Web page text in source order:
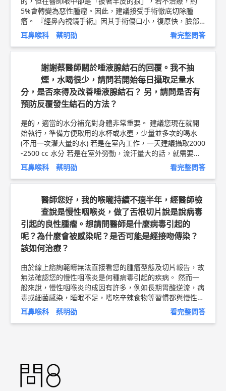
5%會轉變為惡性腫瘤。因此，建議接受手術徹底切除腫
瘤。 『經鼻內視鏡手術』因其手術傷口小，復原快，臉部
不會留疤，是目前治療倒生性乳突瘤的主要方法。然而，鼻
竇內視鏡雖屬安全性高的手術，但仍有機會傷及眼睛及顱
底，因此建議找經驗豐富且專精於竇手術的耳鼻喉科醫師治
療，術後傷口復原期間需使用洗鼻器灌洗，並定期回診追蹤
檢查。 根據文獻，鼻翼管神經切除手術，術後發生暫時性
(症狀持續三個月以內) 無淚的患者有24%，長期 (三個月以
上) 無淚的患者有1%。 後上鼻神經切除造成暫時性和長期
無淚的比例應更低，有國外的團隊甚至發表後上鼻神經切除
是會根據醫師的經驗與技術而有所不同。此外須注意的是，
接受此項手術前都應該接受眼科醫師評估，若是原本就有乾
眼症狀，則術後造成永久性乾眼的機率會比一般人高，宜避
免接受此類手術。 目前神經截斷術多採用內視鏡微創手
術，因傷口小，出血少，因此可以不需住院。但仍需由主治
醫師評估患者狀況後再作決定。嘉義長庚目前並未有醫師在
做這項手術，林口長庚鼻科張伯宏主任則專精於此類內視鏡
http://bit.ly/2v1aK6K 口腔癌治療衛教文章 ►http://b
it.ly/2EcPmQA
耳鼻喉科 蔡明劭 看完整問答
謝謝蔡醫師關於唾液腺結石的回覆。我不抽
煙，水喝很少，請問若開始每日攝取足量水
分，是否來得及改善唾液腺結石？ 另，請問是否有
預防反覆發生結石的方法？
是的，適當的水分補充對身體非常重要。 建議您現在就開
始執行，準備方便取用的水杯或水壺，少量並多次的喝水
(不用一次灌大量的水) 若是在室內工作，一天建議攝取2000
-2500 cc 水分 若是在室外勞動，流汗量大的話，就需要補
充更多水分。 補充足量的水分，雖無法保證一定不會發生
唾液腺結石，但應可將結石的機會降低，避免反覆發生結
石。 目前的醫學，並沒有能完全預防結石的方法。因此，
若是不幸發生結石，還是需要盡快就醫，設法移除結石，恢
復唾液腺管的暢通。 以上純係觀念交流，一切以醫師實際
看診為準。 嘉義長庚紀念醫院 耳鼻喉科 主治醫師 蔡明劭
問8健康新聞網 ► 郭先生
耳鼻喉科 蔡明劭 看完整問答
醫師您好，我的喉嚨持續不適半年，經醫師檢
查說是慢性咽喉炎，做了舌根切片說是說病毒
引起的良性腫瘤。想請問醫師是什麼病毒引起的
呢？為什麼會被感染呢？是否可能是經接吻傳染？
該如何治療？
由於線上諮詢範疇無法直接看您的腫瘤型態及切片報告，故
無法確認您的慢性咽喉炎是何種病毒引起的疾病。 然而一
般來說，慢性咽喉炎的成因有許多，例如長期胃酸逆流，病
毒或細菌感染，睡眠不足，嗜吃辛辣食物等習慣都與慢性咽
喉炎有關。建議避免吃辛辣刺激的食物，睡前三小時不進
食，保持充足的睡眠，必要時以藥物治療，並由醫師追蹤病
s://goo.gl/UZt42U
HQ
耳鼻喉科 蔡明劭 看完整問答